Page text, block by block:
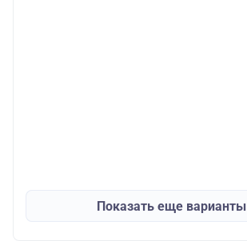
Показать еще варианты